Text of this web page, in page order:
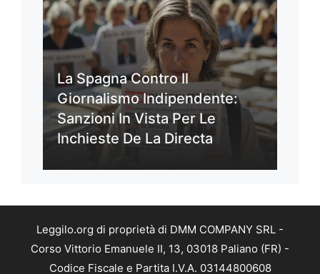
La Spagna Contro Il
Giornalismo Indipendente:
Sanzioni In Vista Per Le
Inchieste De La Directa
Leggilo.org di proprietà di DMM COMPANY SRL -
Corso Vittorio Emanuele II, 13, 03018 Paliano (FR) -
Codice Fiscale e Partita I.V.A. 03144800608